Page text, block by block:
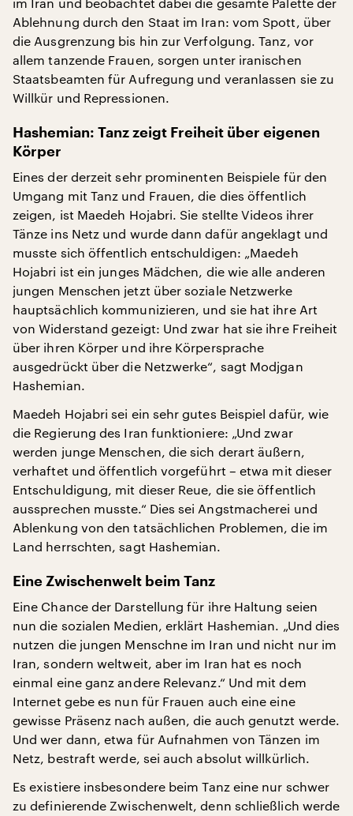
Ablehnung durch den Staat im Iran: vom Spott, über
die Ausgrenzung bis hin zur Verfolgung. Tanz, vor
allem tanzende Frauen, sorgen unter iranischen
Staatsbeamten für Aufregung und veranlassen sie zu
Willkür und Repressionen.
Hashemian: Tanz zeigt Freiheit über eigenen
Körper
Eines der derzeit sehr prominenten Beispiele für den
Umgang mit Tanz und Frauen, die dies öffentlich
zeigen, ist Maedeh Hojabri. Sie stellte Videos ihrer
Tänze ins Netz und wurde dann dafür angeklagt und
musste sich öffentlich entschuldigen: „Maedeh
Hojabri ist ein junges Mädchen, die wie alle anderen
jungen Menschen jetzt über soziale Netzwerke
hauptsächlich kommunizieren, und sie hat ihre Art
von Widerstand gezeigt: Und zwar hat sie ihre Freiheit
über ihren Körper und ihre Körpersprache
ausgedrückt über die Netzwerke“, sagt Modjgan
Hashemian.
Maedeh Hojabri sei ein sehr gutes Beispiel dafür, wie
die Regierung des Iran funktioniere: „Und zwar
werden junge Menschen, die sich derart äußern,
verhaftet und öffentlich vorgeführt – etwa mit dieser
Entschuldigung, mit dieser Reue, die sie öffentlich
aussprechen musste.“ Dies sei Angstmacherei und
Ablenkung von den tatsächlichen Problemen, die im
Land herrschten, sagt Hashemian.
Eine Zwischenwelt beim Tanz
Eine Chance der Darstellung für ihre Haltung seien
nun die sozialen Medien, erklärt Hashemian. „Und dies
nutzen die jungen Menschne im Iran und nicht nur im
Iran, sondern weltweit, aber im Iran hat es noch
einmal eine ganz andere Relevanz.“ Und mit dem
Internet gebe es nun für Frauen auch eine eine
gewisse Präsenz nach außen, die auch genutzt werde.
Und wer dann, etwa für Aufnahmen von Tänzen im
Netz, bestraft werde, sei auch absolut willkürlich.
Es existiere insbesondere beim Tanz eine nur schwer
zu definierende Zwischenwelt, denn schließlich werde